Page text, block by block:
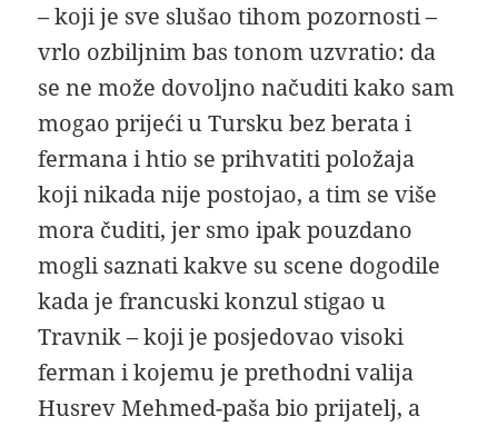
– koji je sve slušao tihom pozornosti –
vrlo ozbiljnim bas tonom uzvratio: da
se ne može dovoljno načuditi kako sam
mogao prijeći u Tursku bez berata i
fermana i htio se prihvatiti položaja
koji nikada nije postojao, a tim se više
mora čuditi, jer smo ipak pouzdano
mogli saznati kakve su scene dogodile
kada je francuski konzul stigao u
Travnik – koji je posjedovao visoki
ferman i kojemu je prethodni valija
Husrev Mehmed-paša bio prijatelj, a